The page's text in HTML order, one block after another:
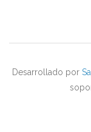
Desarrollado por